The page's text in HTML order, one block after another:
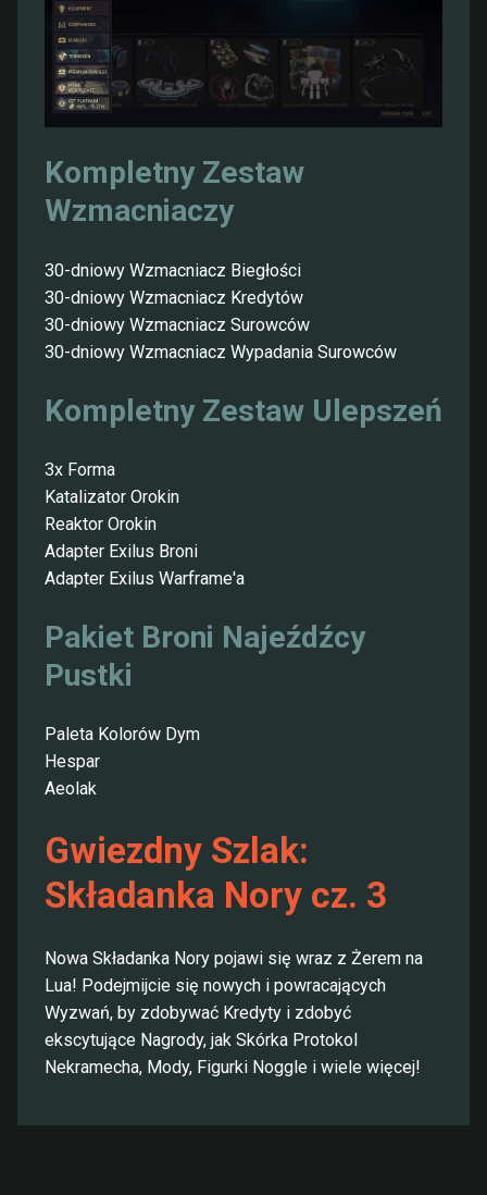
Kompletny Zestaw
Wzmacniaczy
30-dniowy Wzmacniacz Biegłości
30-dniowy Wzmacniacz Kredytów
30-dniowy Wzmacniacz Surowców
30-dniowy Wzmacniacz Wypadania Surowców
Kompletny Zestaw Ulepszeń
3x Forma
Katalizator Orokin
Reaktor Orokin
Adapter Exilus Broni
Adapter Exilus Warframe'a
Pakiet Broni Najeźdźcy
Pustki
Paleta Kolorów Dym
Hespar
Aeolak
Gwiezdny Szlak:
Składanka Nory cz. 3
Nowa Składanka Nory pojawi się wraz z Żerem na
Lua! Podejmijcie się nowych i powracających
Wyzwań, by zdobywać Kredyty i zdobyć
ekscytujące Nagrody, jak Skórka Protokol
Nekramecha, Mody, Figurki Noggle i wiele więcej!